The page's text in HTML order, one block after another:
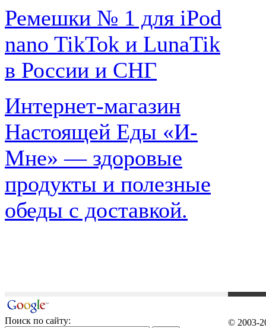
Ремешки № 1 для iPod
nano TikTok и LunaTik
в России и СНГ
Интернет-магазин
Настоящей Еды «И-
Мне» — здоровые
продукты и полезные
обеды с доставкой.
Поиск по сайту: © 2003-